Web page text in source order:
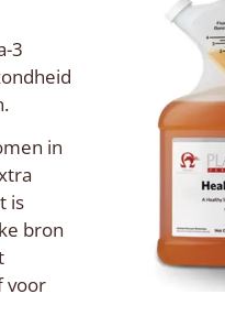
3
in
is
bron
voor